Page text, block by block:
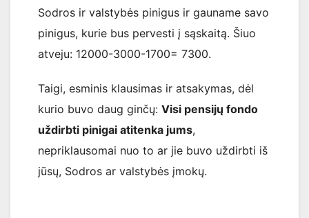
Sodros ir valstybės pinigus ir gauname savo
pinigus, kurie bus pervesti į sąskaitą. Šiuo
atveju: 12000-3000-1700= 7300.
Taigi, esminis klausimas ir atsakymas, dėl
kurio buvo daug ginčų: Visi pensijų fondo
uždirbti pinigai atitenka jums,
nepriklausomai nuo to ar jie buvo uždirbti iš
jūsų, Sodros ar valstybės įmokų.